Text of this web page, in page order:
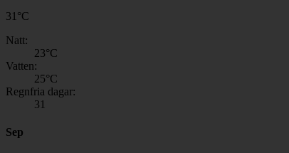
31 °C
Natt:
23°C
Vatten:
25°C
Regnfria dagar:
31
Sep